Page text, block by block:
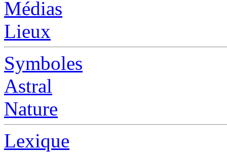
Médias
Lieux
Symboles
Astral
Nature
Lexique